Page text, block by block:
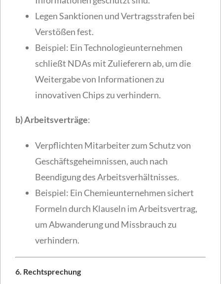
Legen Sanktionen und Vertragsstrafen bei
Verstößen fest.
Beispiel: Ein Technologieunternehmen
schließt NDAs mit Zulieferern ab, um die
Weitergabe von Informationen zu
innovativen Chips zu verhindern.
b) Arbeitsverträge:
Verpflichten Mitarbeiter zum Schutz von
Geschäftsgeheimnissen, auch nach
Beendigung des Arbeitsverhältnisses.
Beispiel: Ein Chemieunternehmen sichert
Formeln durch Klauseln im Arbeitsvertrag,
um Abwanderung und Missbrauch zu
verhindern.
6. Rechtsprechung